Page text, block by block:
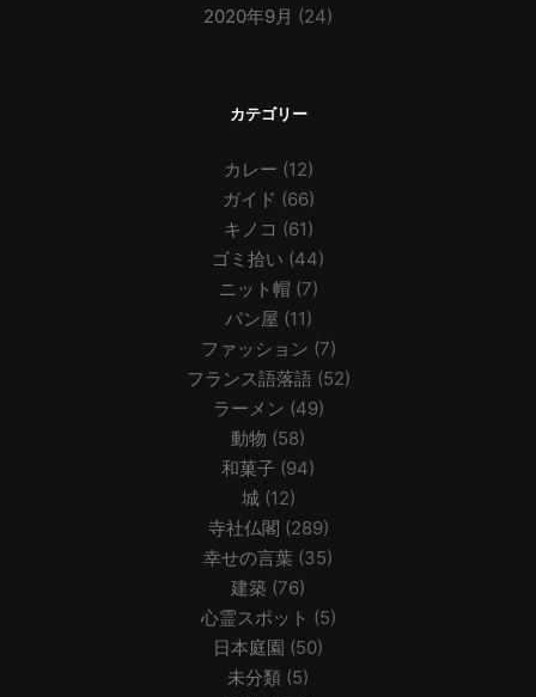
2020年9月 (24)
カテゴリー
カレー (12)
ガイド (66)
キノコ (61)
ゴミ拾い (44)
ニット帽 (7)
パン屋 (11)
ファッション (7)
フランス語落語 (52)
ラーメン (49)
動物 (58)
和菓子 (94)
城(12)
寺社仏閣 (289)
幸せの言葉 (35)
建築 (76)
心霊スポット (5)
日本庭園 (50)
未分類 (5)